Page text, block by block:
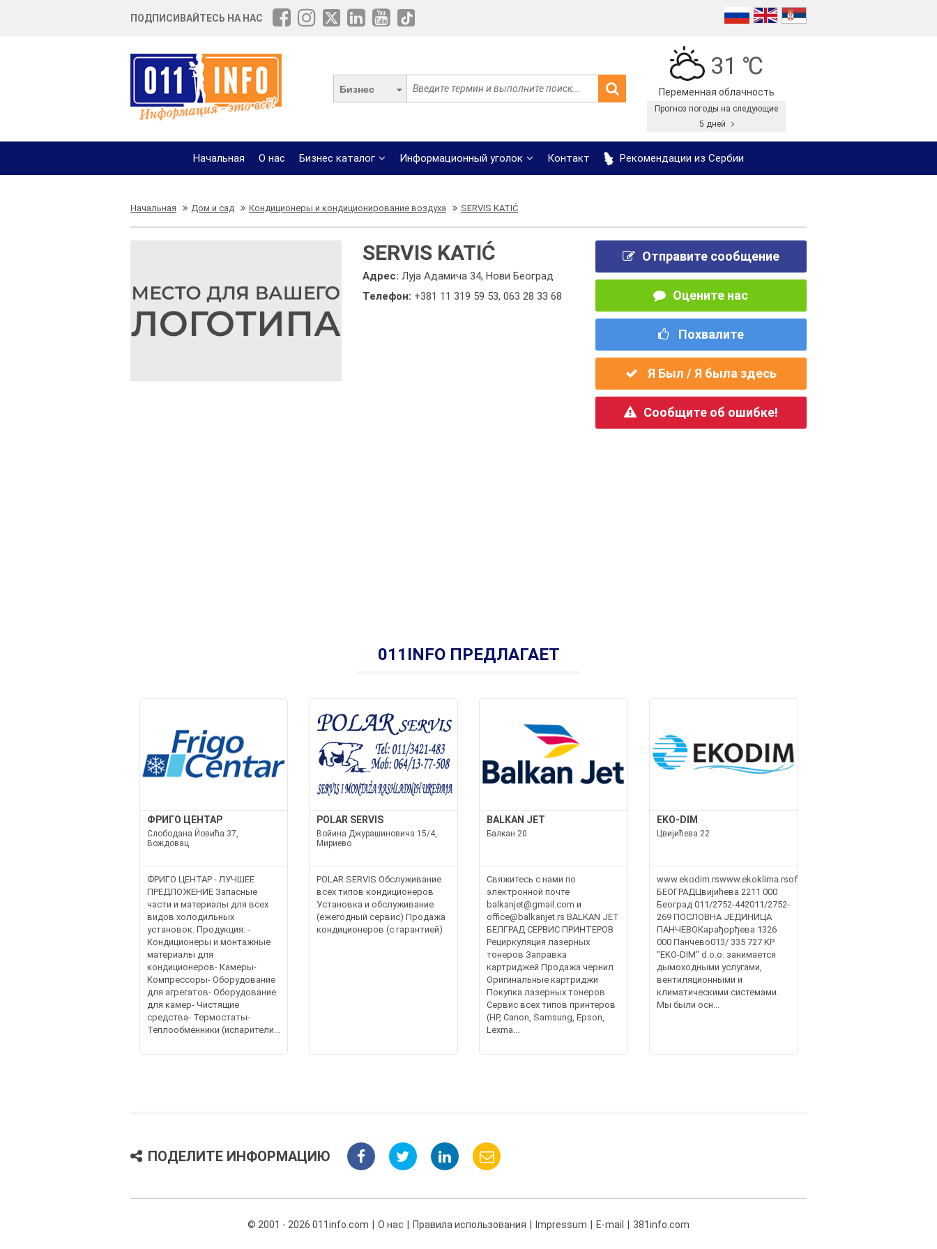
ПОДПИСИВАЙТЕСЬ НА НАС
Бизнес
31 ℃
Переменная облачность
Прогноз погоды на следующие
5 дней
Начальная О нас Бизнес каталог Информационный уголок Контакт Рекомендации из Сербии
Начальная Дом и сад Кондиционеры и кондиционирование воздуха SERVIS KATIĆ
SERVIS KATIĆ
Адрес:Луја Адамича 34, Нови Београд
Телефон: +381 11 319 59 53,063 28 33 68
Отправите сообщение
Оцените нас
Похвалите
Я Был / Я была здесь
Сообщите об ошибке!
011INFO ПРЕДЛАГАЕТ
ФРИГО ЦЕНТАР
Слободана Йовића 37,
Вождовац
ФРИГО ЦЕНТАР - ЛУЧШЕЕ
ПРЕДЛОЖЕНИЕ Запасные
части и материалы для всех
видов холодильных
установок. Продукция: -
Кондиционеры и монтажные
материалы для
кондиционеров- Камеры-
Компрессоры- Оборудование
для агрегатов- Оборудование
для камер- Чистящие
средства- Термостаты-
Теплообменники (испарители...
POLAR SERVIS
Войина Джурашиновича 15/4,
Мириево
POLAR SERVIS Обслуживание
всех типов кондиционеров
Установка и обслуживание
(ежегодный сервис) Продажа
кондиционеров (с гарантией)
BALKAN JET
Балкан 20
Свяжитесь с нами по
электронной почте
balkanjet@gmail.com и
office@balkanjet.rs BALKAN JET
БЕЛГРАД СЕРВИС ПРИНТЕРОВ
Рециркуляция лазерных
тонеров Заправка
картриджей Продажа чернил
Оригинальные картриджи
Покупка лазерных тонеров
Сервис всех типов принтеров
(HP, Canon, Samsung, Epson,
Lexma...
EKO-DIM
Цвијићева 22
БЕОГРАДЦвијићева 2211 000
Београд 011/2752-442011/2752-
269 ПОСЛОВНА ЈЕДИНИЦА
ПАНЧЕВОКарађорђева 1326
000 Панчево013/ 335 727 KP
"EKO-DIM" d.o.o. занимается
дымоходными услугами,
вентиляционными и
климатическими системами.
Мы были осн...
ПОДЕЛИТЕ ИНФОРМАЦИЮ
© 2001 - 2026 011info.com О нас Правила использования Impressum E-mail 381info.com